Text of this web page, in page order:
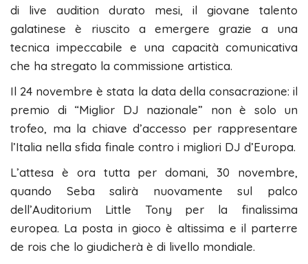
di live audition durato mesi, il giovane talento
galatinese è riuscito a emergere grazie a una
tecnica impeccabile e una capacità comunicativa
che ha stregato la commissione artistica.
Il 24 novembre è stata la data della consacrazione: il
premio di “Miglior DJ nazionale” non è solo un
trofeo, ma la chiave d’accesso per rappresentare
l’Italia nella sfida finale contro i migliori DJ d’Europa.
L’attesa è ora tutta per domani, 30 novembre,
quando Seba salirà nuovamente sul palco
dell’Auditorium Little Tony per la finalissima
europea. La posta in gioco è altissima e il parterre
de rois che lo giudicherà è di livello mondiale.